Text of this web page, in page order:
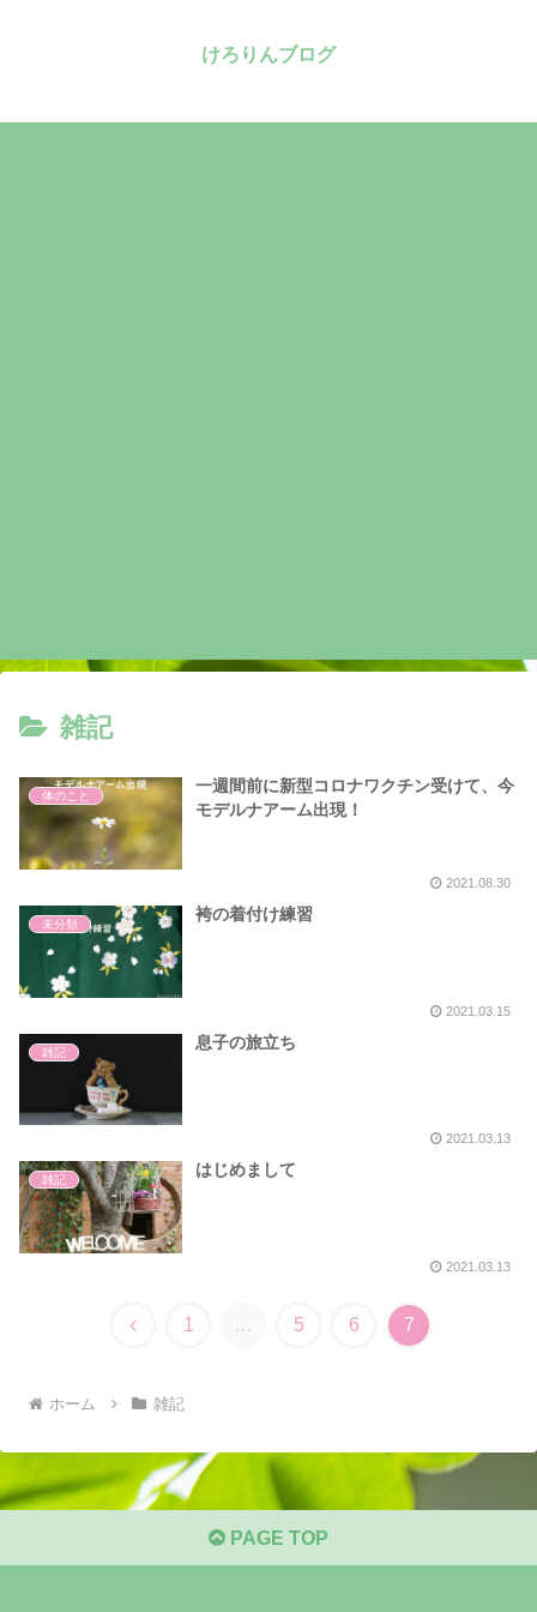
けろりんブログ
雑記
体のこと
一週間前に新型コロナワクチン受けて、今
モデルナアーム出現！
2021.08.30
未分類
袴の着付け練習
2021.03.15
雑記
息子の旅立ち
2021.03.13
雑記
はじめまして
2021.03.13
前
1 … 5 6 7
ホーム 雑記
PAGE TOP